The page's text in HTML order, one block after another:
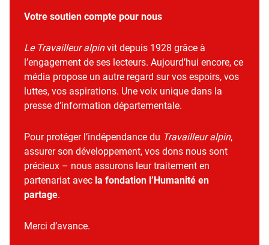
Votre soutien compte pour nous
Le Travailleur alpinvit depuis 1928 grâce à
l’engagement de ses lecteurs. Aujourd’hui encore, ce
média propose un autre regard sur vos espoirs, vos
luttes, vos aspirations. Une voix unique dans la
presse d’information départementale.
Pour protéger l’indépendance du Travailleur alpin,
assurer son développement, vos dons nous sont
précieux – nous assurons leur traitement en
partenariat avec la fondation l’Humanité en
partage.
Merci d’avance.